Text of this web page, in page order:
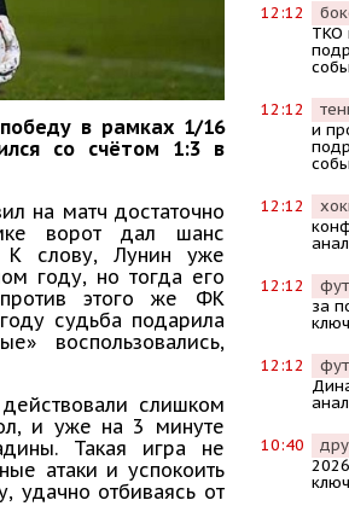
в рамках 1/16
со счётом 1:3 в
на матч достаточно
ворот дал шанс
К слову, Лунин уже
году, но тогда его
этого же ФК
судьба подарила
воспользовались,
слишком
и уже на 3 минуте
Такая игра не
атаки и успокоить
удачно отбиваясь от
12:12
12:12
и
12:12
12:12
за
12:12
10:40